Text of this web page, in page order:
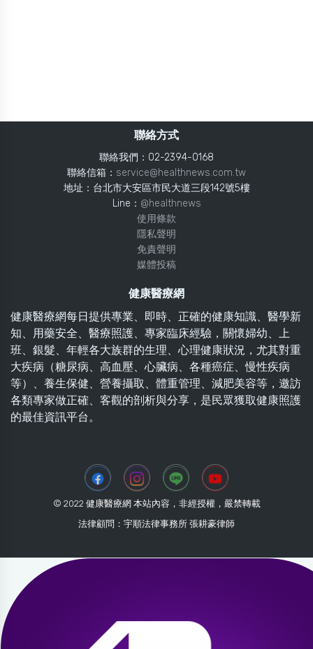
聯絡方式
聯絡我們：02-2394-0168
聯絡信箱： service@healthnews.com.tw
地址：台北市大安區市民大道三段142號5樓
Line： @healthnews
使用條款
隱私聲明
免責聲明
媒體投稿
健康醫療網
健康醫療網每日提供專業、即時、正確的健康知識、醫學新
知、用藥安全、醫療照護、專家臨床經驗，關懷婦幼、上
班、銀髮、年輕各大族群的生理、心理健康狀況，尤其對重
大疾病（糖尿病、高血壓、心臟病、各種癌症、慢性疾病
等）、養生保健、營養攝取、體重管理、減肥美容等，邀訪
各類專家做正確、客觀的剖析與分享，是民眾獲取健康照護
的最佳資訊平台。
© 2022 健康醫療網 本站內容，非經授權，嚴禁轉載
法律顧問：宇順法律事務所 張耕豪律師